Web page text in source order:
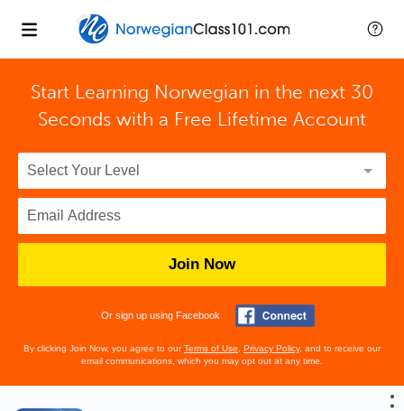
Start Learning Norwegian in the next 30
Seconds with a Free Lifetime Account
Join Now
Or sign up using Facebook
By clicking Join Now, you agree to ourTerms of Use Privacy Policy, and to receive our
email communications, which you may opt out at any time.